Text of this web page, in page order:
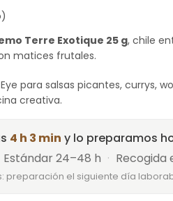
Terre Exotique 25 g, chile
matices frutales.
para salsas picantes, currys,
creativa.
4 h 3 min y lo preparamos
Estándar 24–48 h · Recogida
preparación el siguiente día